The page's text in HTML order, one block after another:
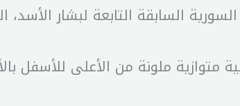
السابقة التابعة لبشار الأسد،
السابق من 3 مستطيلات أفقية متوازية ملونة من